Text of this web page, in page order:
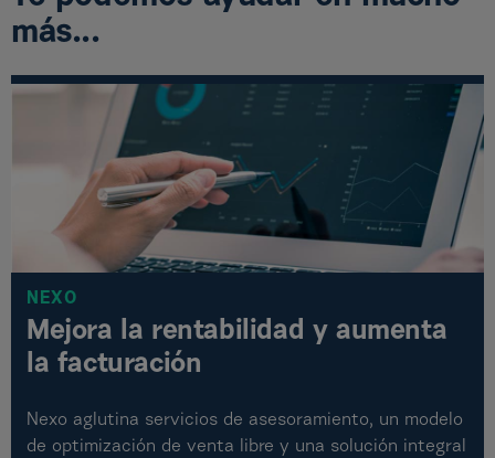
más...
NEXO
Mejora la rentabilidad y aumenta
la facturación
Nexo aglutina servicios de asesoramiento, un modelo
de optimización de venta libre y una solución integral